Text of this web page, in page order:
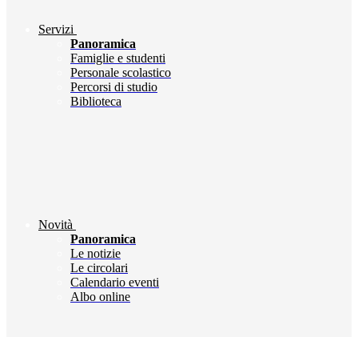
Servizi
Panoramica
Famiglie e studenti
Personale scolastico
Percorsi di studio
Biblioteca
Novità
Panoramica
Le notizie
Le circolari
Calendario eventi
Albo online